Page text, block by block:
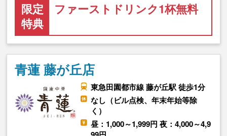
限定
特典
ファーストドリンク1杯無料
青蓮 藤が丘店
東急田園都市線 藤が丘駅 徒歩1分
なし（ビル点検、年末年始等除
く）
昼：1,000～1,999円 夜：4,000～4,9